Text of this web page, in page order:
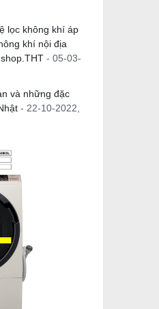
lọc không khí áp
khí nội địa
- 05-03-
và những đặc
- 22-10-2022,